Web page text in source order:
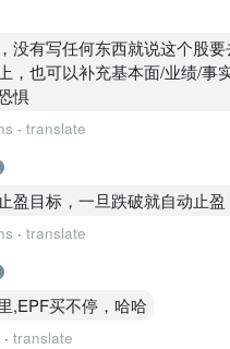
手
节奏）
现分歧
败
，不再一致看多
留有效）
没有写任何东西就说这个股
，也可以补充基本面/业绩/事
惧
· translate
盈目标，一旦跌破就自动止
· translate
,EPF买不停，哈哈
· translate